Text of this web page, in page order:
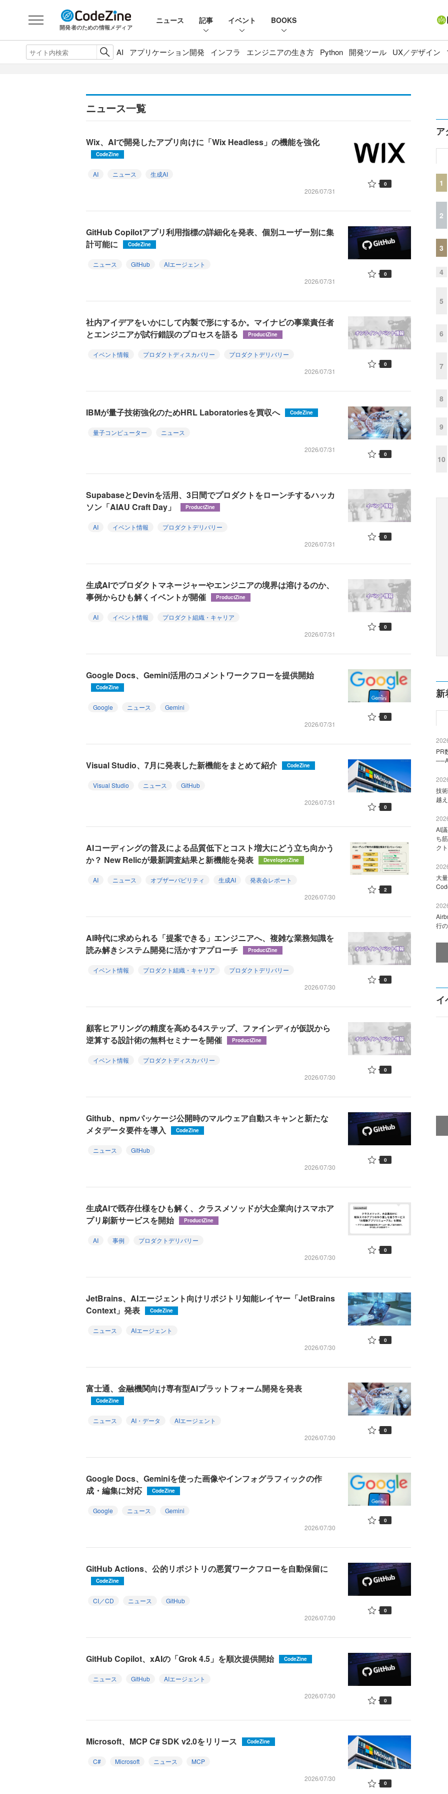
開発者のための情報メディア
ニュース 記事 イベント BOOKS
AI アプリケーション開発 インフラ エンジニアの生き方 Python 開発ツール UX／デザイン
ニュース一覧
Wix、AIで開発したアプリ向けに「Wix Headless」の機能を強化
CodeZine
AI ニュース
生成AI
2026/07/31
0
GitHub Copilotアプリ利用指標の詳細化を発表、個別ユーザー別に集
計可能に
CodeZine
ニュース GitHub
AIエージェント
2026/07/31
0
社内アイデアをいかにして内製で形にするか。マイナビの事業責任者
とエンジニアが試行錯誤のプロセスを語る
ProductZine
イベント情報 プロダクトディスカバリー
プロダクトデリバリー
2026/07/31
0
IBMが量子技術強化のためHRL Laboratoriesを買収へ CodeZine
量子コンピューター
ニュース
2026/07/31
0
SupabaseとDevinを活用、3日間でプロダクトをローンチするハッカ
ソン「AIAU Craft Day」
ProductZine
AI イベント情報
プロダクトデリバリー
2026/07/31
0
生成AIでプロダクトマネージャーやエンジニアの境界は溶けるのか、
事例からひも解くイベントが開催
ProductZine
AI イベント情報
プロダクト組織・キャリア
2026/07/31
0
Google Docs、Gemini活用のコメントワークフローを提供開始
CodeZine
Google ニュース
Gemini
2026/07/31
0
Visual Studio、7月に発表した新機能をまとめて紹介 CodeZine
Visual Studio ニュース
GitHub
2026/07/31
0
AIコーディングの普及による品質低下とコスト増大にどう立ち向かう
か？ New Relicが最新調査結果と新機能を発表
DeveloperZine
AI ニュース オブザーバビリティ 生成AI
発表会レポート
2026/07/30
2
AI時代に求められる「提案できる」エンジニアへ、複雑な業務知識を
読み解きシステム開発に活かすアプローチ
ProductZine
イベント情報 プロダクト組織・キャリア
プロダクトデリバリー
2026/07/30
0
顧客ヒアリングの精度を高める4ステップ、ファインディが仮説から
逆算する設計術の無料セミナーを開催
ProductZine
イベント情報
プロダクトディスカバリー
2026/07/30
0
Github、npmパッケージ公開時のマルウェア自動スキャンと新たな
メタデータ要件を導入
CodeZine
ニュース
GitHub
2026/07/30
0
生成AIで既存仕様をひも解く、クラスメソッドが大企業向けスマホア
プリ刷新サービスを開始
ProductZine
AI 事例
プロダクトデリバリー
2026/07/30
0
JetBrains、AIエージェント向けリポジトリ知能レイヤー「JetBrains
Context」発表
CodeZine
ニュース
AIエージェント
2026/07/30
0
富士通、金融機関向け専有型AIプラットフォーム開発を発表
CodeZine
ニュース AI・データ
AIエージェント
2026/07/30
0
Google Docs、Geminiを使った画像やインフォグラフィックの作
成・編集に対応
CodeZine
Google ニュース
Gemini
2026/07/30
0
GitHub Actions、公的リポジトリの悪質ワークフローを自動保留に
CodeZine
CI／CD ニュース
GitHub
2026/07/30
0
GitHub Copilot、xAIの「Grok 4.5」を順次提供開始 CodeZine
ニュース GitHub
AIエージェント
2026/07/30
0
Microsoft、MCP C# SDK v2.0をリリース CodeZine
C# Microsoft ニュース
MCP
2026/07/30
0
ア
1
2
3
4
5
6
7
8
9
10
新
PR
技
越
AI
ち
ク
大
行
イ